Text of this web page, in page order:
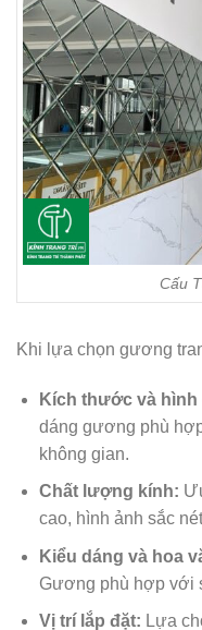
Cấu
Khi lựa chọn gương
Kích thước và hình
dáng gương phù
không gian.
Chất lượng kính:
cao, hình ảnh sắc
Kiểu dáng và hoa
Gương phù hợp với
Vị trí lắp đặt: Lựa